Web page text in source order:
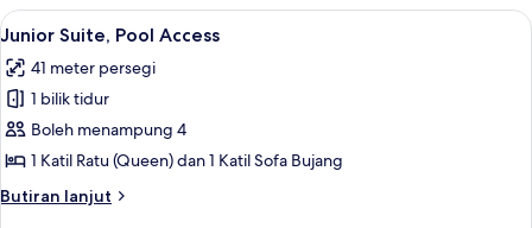
Lihat
semua
foto
untuk
Junior
Suite,
Pool
Access
Junior Suite, Pool Access | Cadar
9
Junior Suite, Pool Access
41 meter persegi
1 bilik tidur
Boleh menampung 4
1 Katil Ratu (Queen) dan 1 Katil Sofa Bujang
Butiran lanjut
Butiran